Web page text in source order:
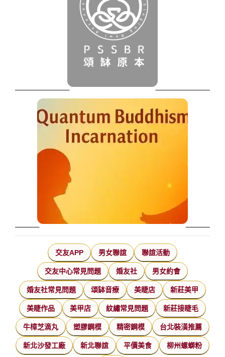
交友APP 男女聯誼 聯誼活動
交友中心常見問題 婚友社 男女約會
婚友社常見問題 頌缽音療 美睫店 新莊美甲
美睫作品 美甲店 紋繡常見問題 新莊接睫毛
牛樟芝滴丸 塑膠鋼模 精密鋼模 台北裝潢推薦
新北沙發工廠 新北聯誼 平價美食 柳州螺螄粉